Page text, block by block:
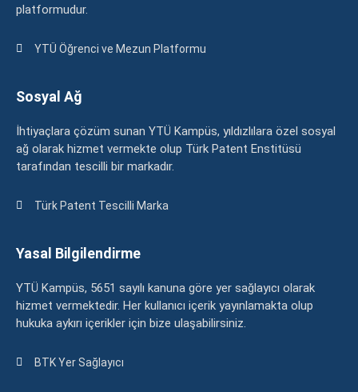
platformudur.
YTÜ Öğrenci ve Mezun Platformu
Sosyal Ağ
İhtiyaçlara çözüm sunan YTÜ Kampüs, yıldızlılara özel sosyal
ağ olarak hizmet vermekte olup Türk Patent Enstitüsü
tarafından tescilli bir markadır.
Türk Patent Tescilli Marka
Yasal Bilgilendirme
YTÜ Kampüs, 5651 sayılı kanuna göre yer sağlayıcı olarak
hizmet vermektedir. Her kullanıcı içerik yayınlamakta olup
hukuka aykırı içerikler için bize ulaşabilirsiniz.
BTK Yer Sağlayıcı